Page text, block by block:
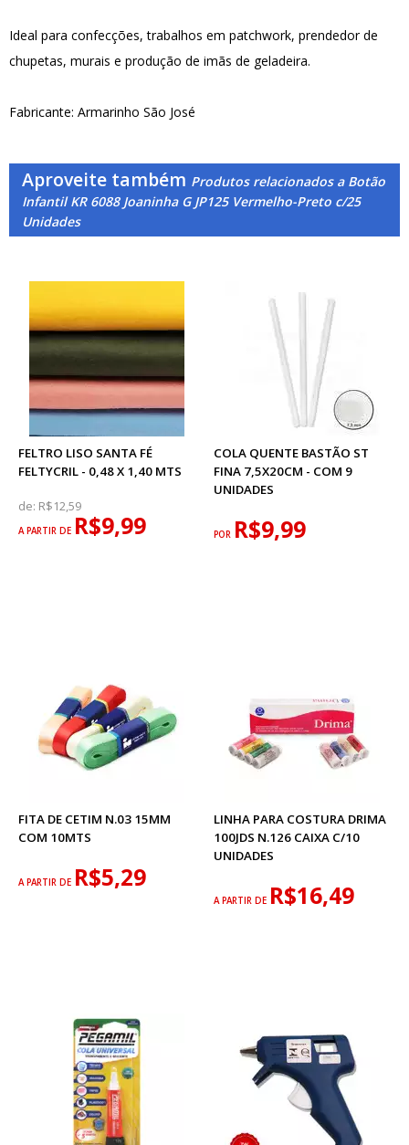
Ideal para confecções, trabalhos em patchwork, prendedor de
chupetas, murais e produção de imãs de geladeira.
Fabricante: Armarinho São José
Aproveite também Produtos relacionados a Botão
Infantil KR 6088 Joaninha G JP125 Vermelho-Preto c/25
Unidades
FELTRO LISO SANTA FÉ
FELTYCRIL - 0,48 X 1,40 MTS
de: R$12,59
A PARTIR DE R$9,99
COLA QUENTE BASTÃO ST
FINA 7,5X20CM - COM 9
UNIDADES
POR R$9,99
FITA DE CETIM N.03 15MM
COM 10MTS
A PARTIR DE R$5,29
LINHA PARA COSTURA DRIMA
100JDS N.126 CAIXA C/10
UNIDADES
A PARTIR DE R$16,49